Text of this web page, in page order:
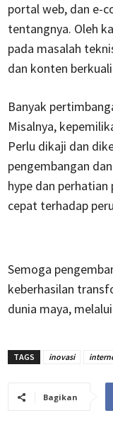
portal web, dan e-
tentangnya. Oleh
pada masalah
dan konten
Banyak
Misalnya,
Perlu dikaji dan
pengembangan
hype dan
cepat terhadap
Semoga
keberhasilan
dunia maya,
TAGS inovasi
Bagikan